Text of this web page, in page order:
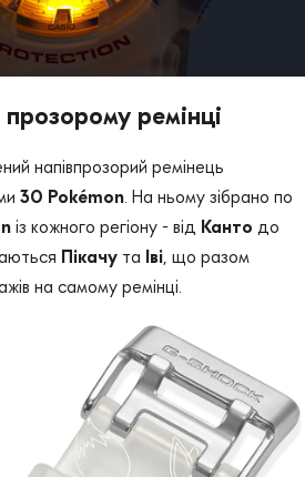
ремінці
напівпрозорий ремінець
30 Pokémon. На ньому зібрано по
із кожного регіону - від Канто до
Пікачу та Іві, що разом
на самому ремінці.